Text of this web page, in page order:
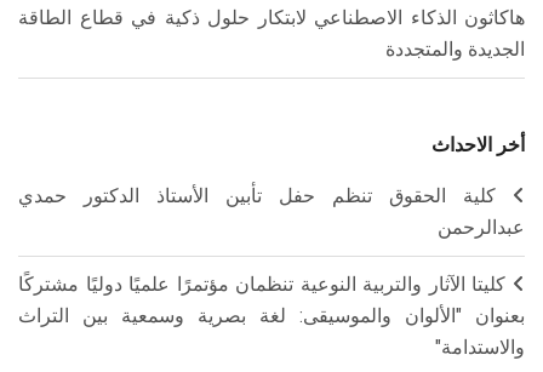
هاكاثون الذكاء الاصطناعي لابتكار حلول ذكية في قطاع الطاقة
الجديدة والمتجددة
أخر الاحداث
كلية الحقوق تنظم حفل تأبين الأستاذ الدكتور حمدي
عبدالرحمن
كليتا الآثار والتربية النوعية تنظمان مؤتمرًا علميًا دوليًا مشتركًا
بعنوان "الألوان والموسيقى: لغة بصرية وسمعية بين التراث
والاستدامة"